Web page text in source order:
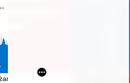
nad unią lubelską